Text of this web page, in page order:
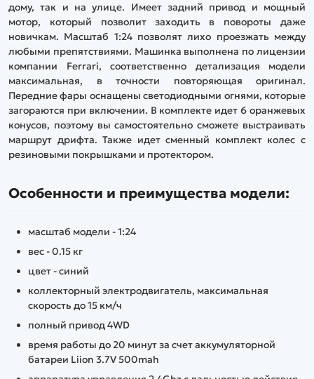
дому, так и на улице. Имеет задний привод и мощный
мотор, который позволит заходить в повороты даже
новичкам. Масштаб 1:24 позволят лихо проезжать между
любыми препятствиями. Машинка выполнена по лицензии
компании Ferrari, соответственно детализация модели
максимальная, в точности повторяющая оригинал.
Передние фары оснащены светодиодными огнями, которые
загораются при включении. В комплекте идет 6 оранжевых
конусов, поэтому вы самостоятельно сможете выстраивать
маршрут дрифта. Также идет сменный комплект колес с
резиновыми покрышками и протектором.
Особенности и преимущества модели:
масштаб модели - 1:24
вес - 0.15 кг
цвет - синий
коллекторный электродвигатель, максимальная
скорость до 15 км/ч
полный привод 4WD
время работы до 20 минут за счет аккумуляторной
батареи Liion 3.7V 500mah